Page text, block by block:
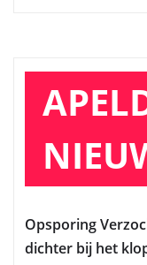
Opsporing
dichter bij het